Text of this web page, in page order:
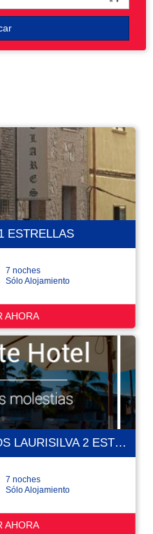
ESTRELLAS
7 noches
Sólo Alojamiento
AHORA
CHECKIN APARTAMENTOS LAURISILVA 2 ESTRELLAS
7 noches
Sólo Alojamiento
AHORA